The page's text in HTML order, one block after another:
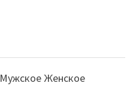
Мужское Женское